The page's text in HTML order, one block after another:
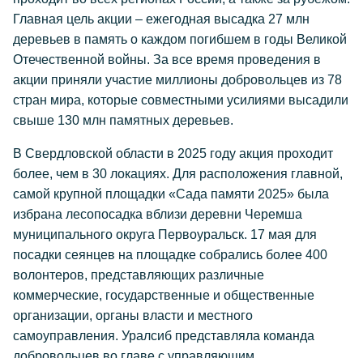
Главная цель акции – ежегодная высадка 27 млн
деревьев в память о каждом погибшем в годы Великой
Отечественной войны. За все время проведения в
акции приняли участие миллионы добровольцев из 78
стран мира, которые совместными усилиями высадили
свыше 130 млн памятных деревьев.
В Свердловской области в 2025 году акция проходит
более, чем в 30 локациях. Для расположения главной,
самой крупной площадки «Сада памяти 2025» была
избрана лесопосадка вблизи деревни Черемша
муниципального округа Первоуральск. 17 мая для
посадки сеянцев на площадке собрались более 400
волонтеров, представляющих различные
коммерческие, государственные и общественные
организации, органы власти и местного
самоуправления. Уралсиб представляла команда